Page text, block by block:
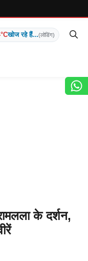
खोज रहे हैं...(लोडिंग)
के दर्शन,